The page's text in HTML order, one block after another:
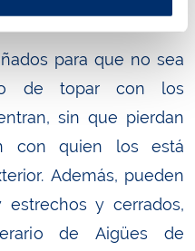
para que no sea
de topar con los
sin que pierdan
con quien los está
Además, pueden
y cerrados,
de Aigües de